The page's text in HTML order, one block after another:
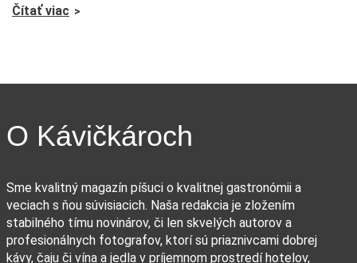
Čítať viac
O Kávičkároch
Sme kvalitný magazín píšuci o kvalitnej gastronómii a
veciach s ňou súvisiacich. Naša redakcia je zložením
stabilného tímu novinárov, či len skvelých autorov a
profesionálnych fotografov, ktorí sú priaznivcami dobrej
kávy, čaju či vína a jedla v príjemnom prostredí hotelov,